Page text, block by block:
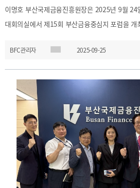
이명호 부산국제금융진흥원장은 2025년 9월 24
대회의실에서 제15회 부산금융중심지 포럼을 개
활성화 제언 - 해외 국제금융중심지 조성사례를
구현 방안 - 아일랜드 항공리스업의 성장과 부산
BFC관리자 2025-09-25